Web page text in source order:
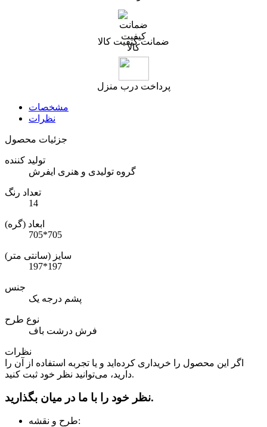
ضمانت کیفیت کالا
پرداخت درب منزل
مشخصات
نظرات
جزئیات محصول
تولید کننده
گروه تولیدی و هنری ایفرش
تعداد رنگ
14
ابعاد (گره)
705*705
سایز (سانتی متر)
197*197
جنس
پشم درجه یک
نوع طرح
فرش درشت باف
نظرات
اگر این محصول را خریداری کرده‌اید و یا تجربه استفاده از آن را
دارید، می‌توانید نظر خود ثبت کنید.
نظر خود را با ما در میان بگذارید.
طرح و نقشه: